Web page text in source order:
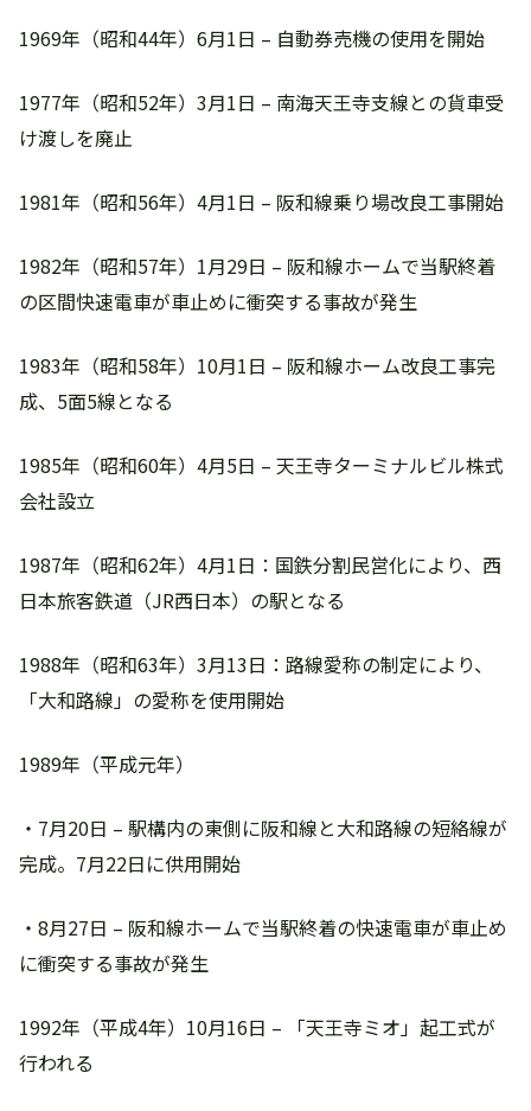
1969年（昭和44年）6月1日 – 自動券売機の使用を開始
1977年（昭和52年）3月1日 – 南海天王寺支線との貨車受
け渡しを廃止
1981年（昭和56年）4月1日 – 阪和線乗り場改良工事開始
1982年（昭和57年）1月29日 – 阪和線ホームで当駅終着
の区間快速電車が車止めに衝突する事故が発生
1983年（昭和58年）10月1日 – 阪和線ホーム改良工事完
成、5面5線となる
1985年（昭和60年）4月5日 – 天王寺ターミナルビル株式
会社設立
1987年（昭和62年）4月1日：国鉄分割民営化により、西
日本旅客鉄道（JR西日本）の駅となる
1988年（昭和63年）3月13日：路線愛称の制定により、
「大和路線」の愛称を使用開始
1989年（平成元年）
・7月20日 – 駅構内の東側に阪和線と大和路線の短絡線が
完成。7月22日に供用開始
・8月27日 – 阪和線ホームで当駅終着の快速電車が車止め
に衝突する事故が発生
1992年（平成4年）10月16日 – 「天王寺ミオ」起工式が
行われる